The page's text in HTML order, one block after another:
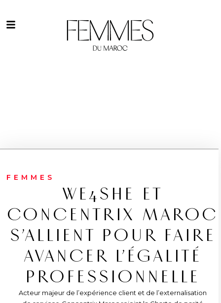
FEMMES
WE4SHE ET
CONCENTRIX MAROC
S’ALLIENT POUR FAIRE
AVANCER L’ÉGALITÉ
PROFESSIONNELLE
Acteur majeur de l’expérience client et de l’externalisation